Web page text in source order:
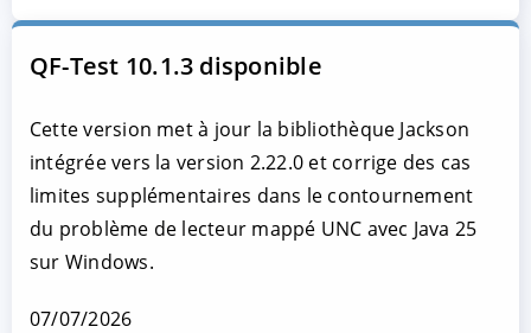
QF-Test 10.1.3 disponible
Cette version met à jour la bibliothèque Jackson
intégrée vers la version 2.22.0 et corrige des cas
limites supplémentaires dans le contournement
du problème de lecteur mappé UNC avec Java 25
sur Windows.
07/07/2026